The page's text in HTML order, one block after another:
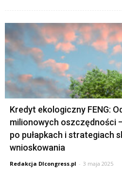
Kredyt ekologiczny FENG:
milionowych oszczędności
po pułapkach i strategiach
wnioskowania
Redakcja Dlcongress.pl - 3 maja 2025